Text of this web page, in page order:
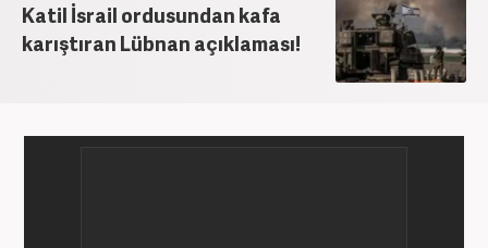
Katil İsrail ordusundan kafa
karıştıran Lübnan açıklaması!